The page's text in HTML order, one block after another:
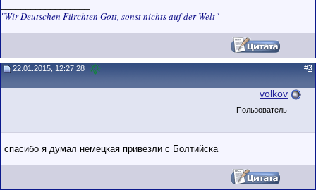
"Wir Deutschen Fürchten Gott, sonst nichts auf der Welt"
22.01.2015, 12:27:28 #3
volkov
Пользователь
спасибо я думал немецкая привезли с Болтийска